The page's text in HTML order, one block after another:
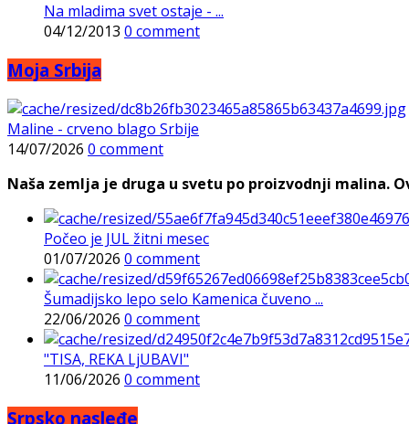
Na mladima svet ostaje - ...
04/12/2013 0 comment
Moja Srbija
Maline - crveno blago Srbije
14/07/2026 0 comment
Naša zemlja je druga u svetu po proizvodnji malina.
Počeo je JUL žitni mesec
01/07/2026 0 comment
Šumadijsko lepo selo Kamenica čuveno ...
22/06/2026 0 comment
"TISA, REKA LjUBAVI"
11/06/2026 0 comment
Srpsko nasleđe